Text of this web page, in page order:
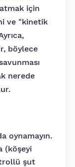
için
ve "kinetik
böylece
nerede
oynamayın.
(köşeyi
şut